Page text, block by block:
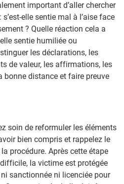
important d’aller chercher
elle sentie mal à l’aise face
? Quelle réaction cela a
sentie humiliée ou
les déclarations, les
de valeur, les affirmations, les
bonne distance et faire preuve
soin de reformuler les éléments
bien compris et rappelez le
procédure. Après cette étape
la victime est protégée
sanctionnée ni licenciée pour